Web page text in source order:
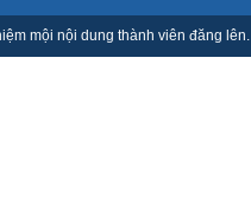
mội nội dung thành viên đăng lên.